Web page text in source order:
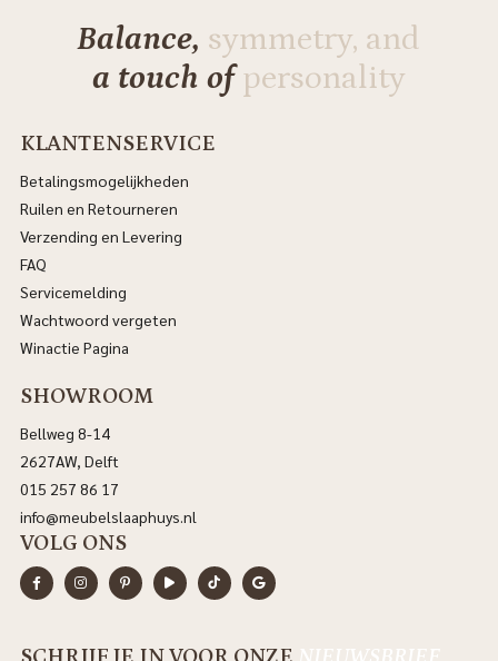
Balance, symmetry, and
a touch ofpersonality
KLANTENSERVICE
Betalingsmogelijkheden
Ruilen en Retourneren
Verzending en Levering
FAQ
Servicemelding
Wachtwoord vergeten
Winactie Pagina
SHOWROOM
Bellweg 8-14
2627AW, Delft
015 257 86 17
info@meubelslaaphuys.nl
VOLG ONS